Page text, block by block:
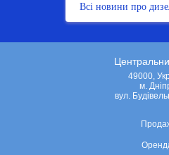
Всі новини про
49000,
м.
вул.